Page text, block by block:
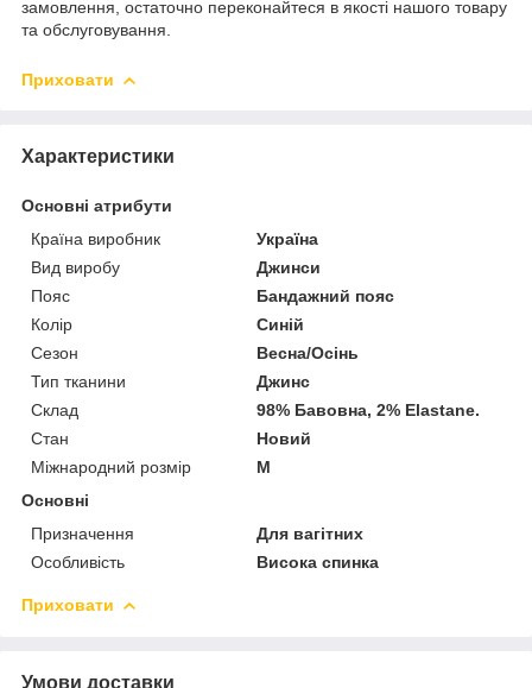
замовлення, остаточно переконайтеся в якості нашого товару
та обслуговування.
Приховати
Характеристики
Основні атрибути
Країна виробник
Україна
Вид виробу
Джинси
Пояс
Бандажний пояс
Колір
Синій
Сезон
Весна/Осінь
Тип тканини
Джинс
Склад
98% Бавовна, 2% Elastane.
Стан
Новий
Міжнародний розмір
M
Основні
Призначення
Для вагітних
Особливість
Висока спинка
Приховати
Умови доставки